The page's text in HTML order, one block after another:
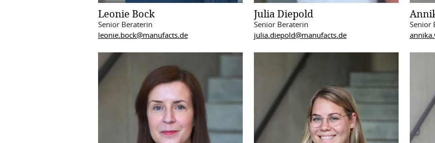
Leonie Bock
Senior Beraterin
leonie.bock@manufacts.de
Julia Diepold
Senior Beraterin
julia.diepold@manufacts.de
Senior